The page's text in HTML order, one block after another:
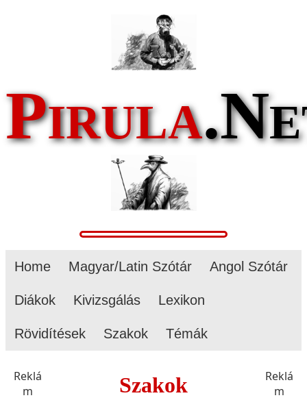
Pirula
Home Magyar/Latin Szótár Angol Szótár
Diákok Kivizsgálás Lexikon
Rövidítések Szakok Témák
Reklá
m
Szakok
Reklá
m